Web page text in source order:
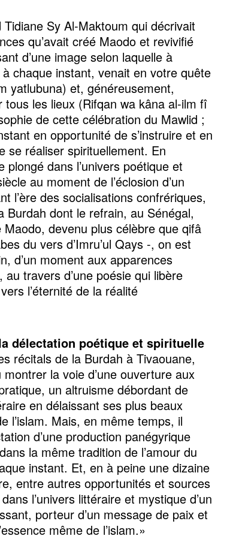
Tidiane Sy Al-Maktoum qui décrivait
qu’avait créé Maodo et revivifié
d’une image selon laquelle à
chaque instant, venait en votre quête
yatlubuna) et, généreusement,
les lieux (Rifqan wa kâna al-ilm fî
de cette célébration du Mawlid ;
en opportunité de s’instruire et en
se réaliser spirituellement. En
dans l’univers poétique et
au moment de l’éclosion d’un
l’ère des socialisations confrériques,
dont le refrain, au Sénégal,
devenu plus célèbre que qifâ
du vers d’Imru’ul Qays -, on est
d’un moment aux apparences
travers d’une poésie qui libère
l’éternité de la réalité
délectation poétique et spirituelle
récitals de la Burdah à Tivaouane,
la voie d’une ouverture aux
un altruisme débordant de
en délaissant ses plus beaux
l’islam. Mais, en même temps, il
d’une production panégyrique
la même tradition de l’amour du
instant. Et, en à peine une dizaine
entre autres opportunités et sources
l’univers littéraire et mystique d’un
porteur d’un message de paix et
même de l’islam.»